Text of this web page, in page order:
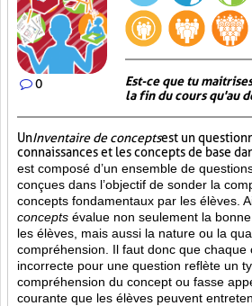
0
Est-ce que tu
la fin du cours qu'au
UnInventaire de conceptsest un
connaissances et les concepts de base
est composé d’un ensemble de
conçues dans l’objectif de sonder la
concepts fondamentaux par les élèves.
concepts évalue non seulement la
les élèves, mais aussi la nature ou la
compréhension. Il faut donc que chaque
incorrecte pour une question reflète un
compréhension du concept ou fasse
courante que les élèves peuvent